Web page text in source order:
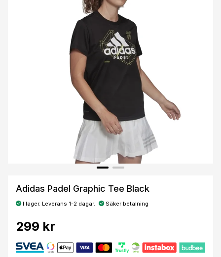
Adidas Padel Graphic Tee Black
I lager. Leverans 1-2 dagar. Säker betalning
299 kr